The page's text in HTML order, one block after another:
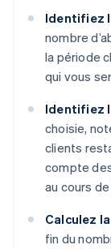
Identifiez
nombre
la période
qui vous
Identifiez
choisie,
clients
compte
au cours
Calculez
fin du